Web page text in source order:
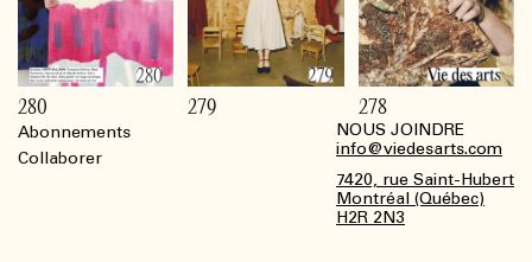
Abonnements
Collaborer
NOUS JOINDRE
info@viedesarts.com
7420, rue Saint-Hubert
Montréal (Québec)
H2R 2N3
280 279 278